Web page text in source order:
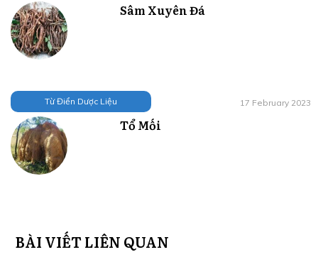
Sâm Xuyên Đá
Từ Điển Dược Liệu 17 February 2023
Tổ Mối
BÀI VIẾT LIÊN QUAN